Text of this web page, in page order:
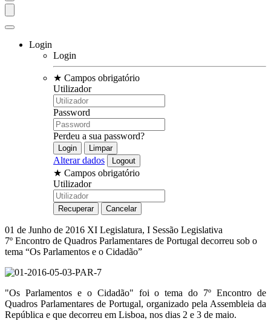
Login
Login
★ Campos obrigatório
Utilizador
Password
Perdeu a sua password?
Alterar dados
★ Campos obrigatório
Utilizador
01 de Junho de 2016 XI Legislatura, I Sessão Legislativa
7º Encontro de Quadros Parlamentares de Portugal decorreu sob o
tema “Os Parlamentos e o Cidadão”
"Os Parlamentos e o Cidadão" foi o tema do 7º Encontro de
Quadros Parlamentares de Portugal, organizado pela Assembleia da
República e que decorreu em Lisboa, nos dias 2 e 3 de maio.